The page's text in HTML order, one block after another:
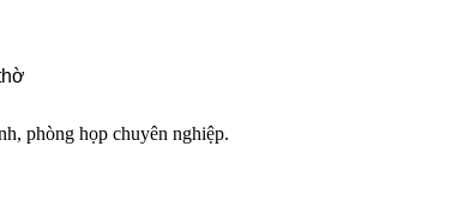
phòng họp chuyên nghiệp.